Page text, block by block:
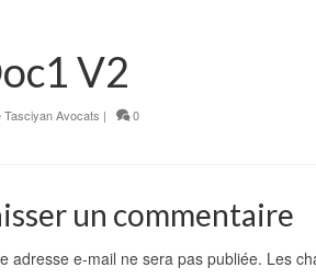
V2
Tasciyan Avocats | 0
un commentaire
adresse e-mail ne sera pas publiée. Les